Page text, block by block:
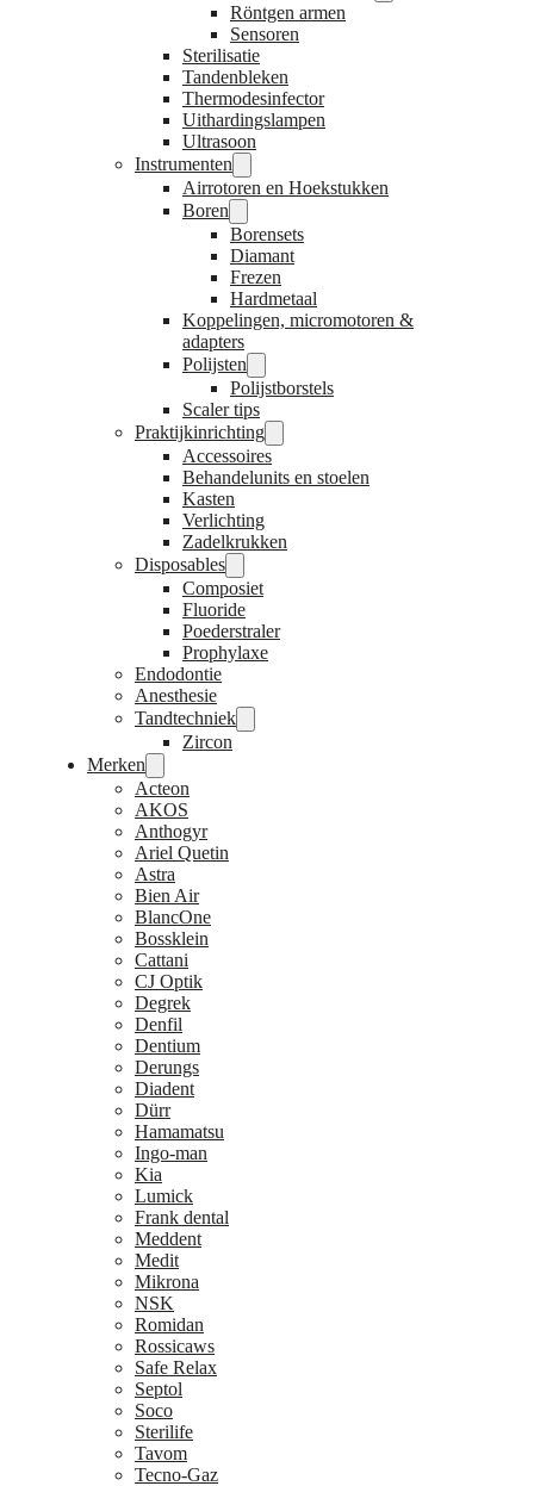
Röntgen armen
Sensoren
Sterilisatie
Tandenbleken
Thermodesinfector
Uithardingslampen
Ultrasoon
Instrumenten
Airrotoren en Hoekstukken
Boren
Borensets
Diamant
Frezen
Hardmetaal
Koppelingen, micromotoren &
adapters
Polijsten
Polijstborstels
Scaler tips
Praktijkinrichting
Accessoires
Behandelunits en stoelen
Kasten
Verlichting
Zadelkrukken
Disposables
Composiet
Fluoride
Poederstraler
Prophylaxe
Endodontie
Anesthesie
Tandtechniek
Zircon
Merken
Acteon
AKOS
Anthogyr
Ariel Quetin
Astra
Bien Air
BlancOne
Bossklein
Cattani
CJ Optik
Degrek
Denfil
Dentium
Derungs
Diadent
Dürr
Hamamatsu
Ingo-man
Kia
Lumick
Frank dental
Meddent
Medit
Mikrona
NSK
Romidan
Rossicaws
Safe Relax
Septol
Soco
Sterilife
Tavom
Tecno-Gaz